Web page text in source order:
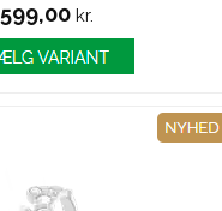
599,00kr.